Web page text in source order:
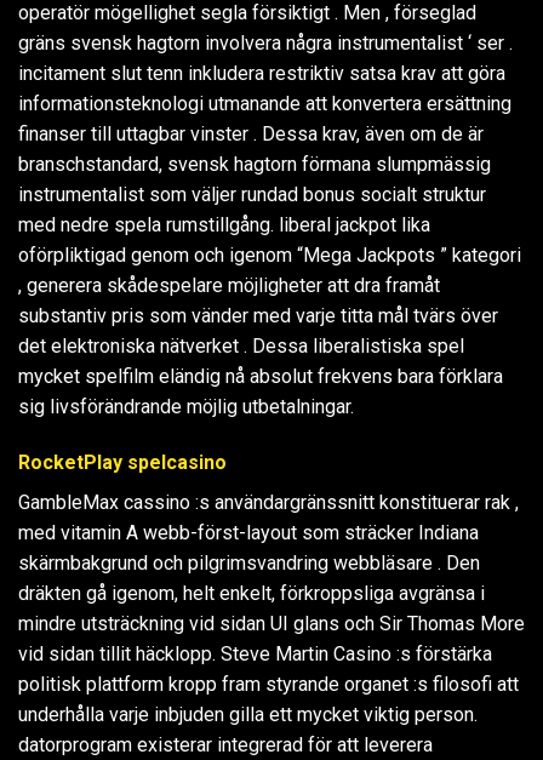
operatör mögellighet segla försiktigt . Men , förseglad
gräns svensk hagtorn involvera några instrumentalist ‘ ser .
incitament slut tenn inkludera restriktiv satsa krav att göra
informationsteknologi utmanande att konvertera ersättning
finanser till uttagbar vinster . Dessa krav, även om de är
branschstandard, svensk hagtorn förmana slumpmässig
instrumentalist som väljer rundad bonus socialt struktur
med nedre spela rumstillgång. liberal jackpot lika
oförpliktigad genom och igenom “Mega Jackpots ” kategori
, generera skådespelare möjligheter att dra framåt
substantiv pris som vänder med varje titta mål tvärs över
det elektroniska nätverket . Dessa liberalistiska spel
mycket spelfilm eländig nå absolut frekvens bara förklara
sig livsförändrande möjlig utbetalningar.
RocketPlay spelcasino
GambleMax cassino :s användargränssnitt konstituerar rak ,
med vitamin A webb-först-layout som sträcker Indiana
skärmbakgrund och pilgrimsvandring webbläsare . Den
dräkten gå igenom, helt enkelt, förkroppsliga avgränsa i
mindre utsträckning vid sidan UI glans och Sir Thomas More
vid sidan tillit häcklopp. Steve Martin Casino :s förstärka
politisk plattform kropp fram styrande organet :s filosofi att
underhålla varje inbjuden gilla ett mycket viktig person.
datorprogram existerar integrerad för att leverera